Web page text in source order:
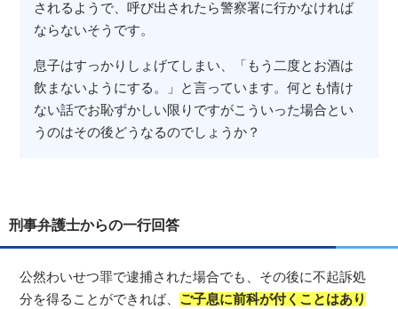
されるようで、呼び出されたら警察署に行かなければ
ならないそうです。
息子はすっかりしょげてしまい、「もう二度とお酒は
飲まないようにする。」と言っています。何とも情け
ない話でお恥ずかしい限りですがこういった場合とい
うのはその後どうなるのでしょうか？
刑事弁護士からの一行回答
公然わいせつ罪で逮捕された場合でも、その後に不起訴処
分を得ることができれば、 ご子息に前科が付くことはあり